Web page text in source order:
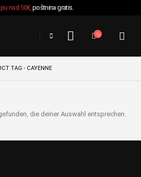
nad 50€,poštnina gratis.
TAG - CAYENNE
die deiner Auswahl entsprechen.